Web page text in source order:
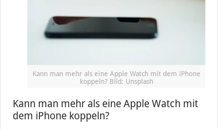
Kann man mehr als eine Apple Watch mit dem iPhone
koppeln? Bild: Unsplash
Kann man mehr als eine Apple Watch mit
dem iPhone koppeln?